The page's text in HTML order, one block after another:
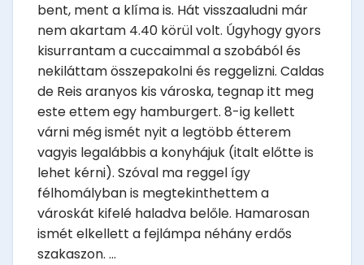
bent, ment a klíma is. Hát visszaaludni már
nem akartam 4.40 körül volt. Úgyhogy gyors
kisurrantam a cuccaimmal a szobából és
nekiláttam összepakolni és reggelizni. Caldas
de Reis aranyos kis városka, tegnap itt meg
este ettem egy hamburgert. 8-ig kellett
várni még ismét nyit a legtöbb étterem
vagyis legalábbis a konyhájuk (italt előtte is
lehet kérni). Szóval ma reggel így
félhomályban is megtekinthettem a
városkát kifelé haladva belőle. Hamarosan
ismét elkellett a fejlámpa néhány erdős
szakaszon. ...